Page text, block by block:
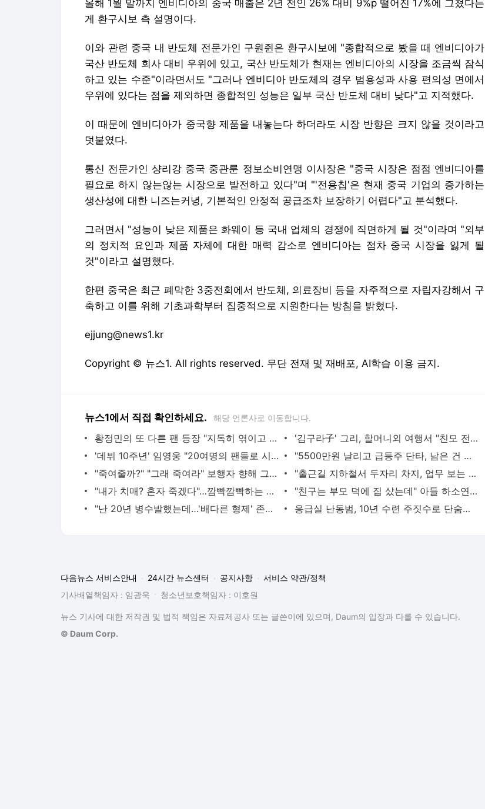
올해 1월 말까지 엔비디아의 중국 매출은 2년 전인 26% 대비 9%p 떨어진 17%에 그쳤다는
게 환구시보 측 설명이다.
이와 관련 중국 내 반도체 전문가인 구원쥔은 환구시보에 "종합적으로 봤을 때 엔비디아가
국산 반도체 회사 대비 우위에 있고, 국산 반도체가 현재는 엔비디아의 시장을 조금씩 잠식
하고 있는 수준"이라면서도 "그러나 엔비디아 반도체의 경우 범용성과 사용 편의성 면에서
우위에 있다는 점을 제외하면 종합적인 성능은 일부 국산 반도체 대비 낮다"고 지적했다.
이 때문에 엔비디아가 중국향 제품을 내놓는다 하더라도 시장 반향은 크지 않을 것이라고
덧붙였다.
통신 전문가인 샹리강 중국 중관룬 정보소비연맹 이사장은 "중국 시장은 점점 엔비디아를
필요로 하지 않는않는 시장으로 발전하고 있다"며 "'전용칩'은 현재 중국 기업의 증가하는
생산성에 대한 니즈는커녕, 기본적인 안정적 공급조차 보장하기 어렵다"고 분석했다.
그러면서 "성능이 낮은 제품은 화웨이 등 국내 업체의 경쟁에 직면하게 될 것"이라며 "외부
의 정치적 요인과 제품 자체에 대한 매력 감소로 엔비디아는 점차 중국 시장을 잃게 될
것"이라고 설명했다.
한편 중국은 최근 폐막한 3중전회에서 반도체, 의료장비 등을 자주적으로 자립자강해서 구
축하고 이를 위해 기초과학부터 집중적으로 지원한다는 방침을 밝혔다.
ejjung@news1.kr
Copyright © 뉴스1. All rights reserved. 무단 전재 및 재배포, AI학습 이용 금지.
뉴스1에서 직접 확인하세요. 해당 언론사로 이동합니다.
황정민의 또 다른 팬 등장 "지독히 엮이고 싶었던 건 너" 폭로녀 직격
'김구라子' 그리, 할머니외 여행서 "친모 전라도에 잘 있어"…유튜브서 언급
'데뷔 10주년' 임영웅 "20여명의 팬들로 시작해 여기까지…진심 감사"
"5500만원 날리고 급등주 단타, 남은 건 빚뿐"…30대 여성 파혼 위기
"죽여줄까?" "그래 죽여라" 보행자 향해 그대로 차량 돌진한 운전자[영상]
"출근길 지하철서 두자리 차지, 업무 보는 100㎏ 남성…부딪히면 신경질"
"내가 치매? 혼자 죽겠다"…깜빡깜빡하는 시모, 검사하라 하자 '발끈'
"친구는 부모 덕에 집 샀는데" 아들 하소연에 "죄지었다" 사죄 '먹먹'
"난 20년 병수발했는데…'배다른 형제' 존재, 유산 절반 가져가나"
응급실 난동범, 10년 수련 주짓수로 단숨에 제압한 간호사 화제[영상]
다음뉴스 서비스안내 24시간 뉴스센터 공지사항
서비스 약관/정책
기사배열책임자 : 임광욱
청소년보호책임자 : 이호원
뉴스 기사에 대한 저작권 및 법적 책임은 자료제공사 또는 글쓴이에 있으며, Daum의 입장과 다를 수 있습니다.
© Daum Corp.